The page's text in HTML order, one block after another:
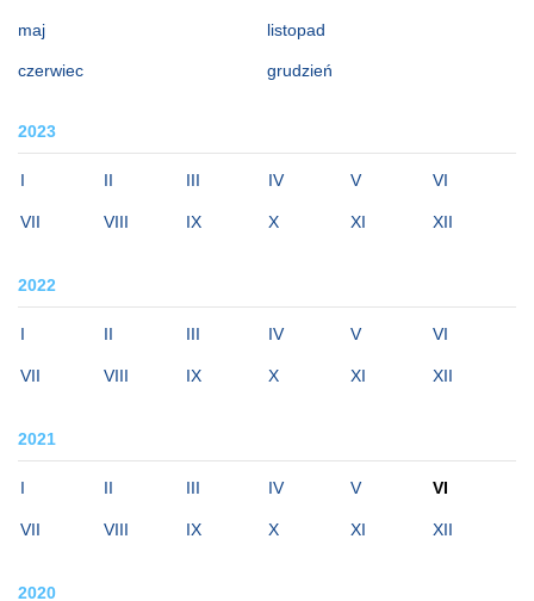
maj
czerwiec
listopad
grudzień
2023
I II III IV V VI
VII VIII IX X XI XII
2022
I II III IV V VI
VII VIII IX X XI XII
2021
I II III IV V VI
VII VIII IX X XI XII
2020